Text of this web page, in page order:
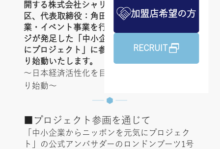
加盟店希望の方
RECRUIT
開する株式会社シャリオン（本社：東京都港
区、代表取締役：角田哲平）は 、採用支援事
業・イベント事業を行う株式会社リアステー
ジが発足した「中小企業からニッポンを元気
にプロジェクト」に参画し、2021年1月13日よ
り始動いたします。
〜日本経済活性化を目指し、2021年1月13日よ
り始動〜
■プロジェクト参画を通じて
「中小企業からニッポンを元気にプロジェク
ト」の公式アンバサダーのロンドンブーツ1号